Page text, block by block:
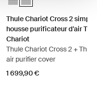
Thule Chariot Cross 2
housse purificateur d'air
Chariot
Thule Chariot Cross 2 + Thule Chariot
air purifier cover
1 699,90 €